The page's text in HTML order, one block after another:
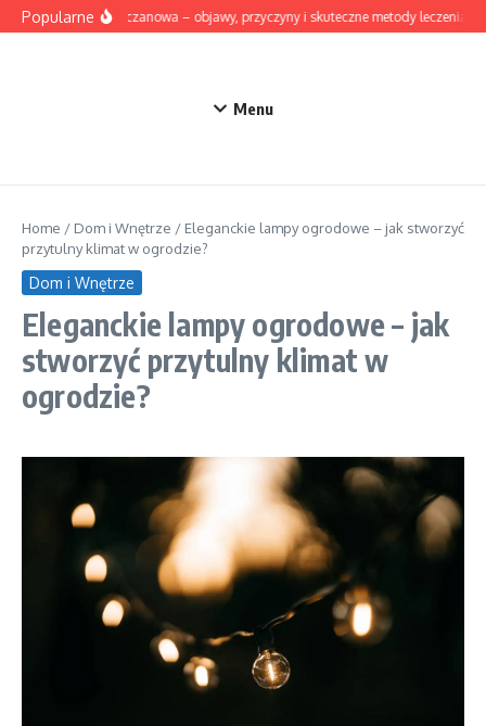
Przejdź do treści
PopularneDna moczanowa – objawy, przyczyny i skuteczne metody leczenia
Menu
Home / Dom i Wnętrze / Eleganckie lampy ogrodowe – jak stworzyć
przytulny klimat w ogrodzie?
Dom i Wnętrze
Eleganckie lampy ogrodowe – jak
stworzyć przytulny klimat w
ogrodzie?